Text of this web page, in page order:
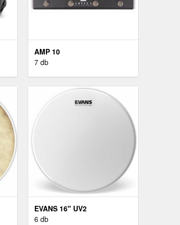
AMP 10
7 db
EVANS 16" UV2
6 db